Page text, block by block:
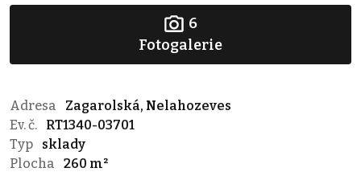
6
Fotogalerie
Adresa
Zagarolská, Nelahozeves
Ev. č.
RT1340-03701
Typ
sklady
Plocha
260 m²